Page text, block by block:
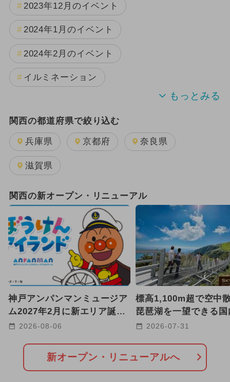
2023年12月のイベント
2024年1月のイベント
2024年2月のイベント
イルミネーション
クリスマス 冬休み
2024年5月のイベント グルメフェス
2017年のイベント
関西の都道府県で絞り込む
兵庫県 京都府 奈良県
滋賀県
関西の新オープン・リニューアル
神戸アンパンマンミュージア
ム2027年2月に新エリア誕生
へ 海と冒険がテーマ！
2026-08-06
標高1,100m超で空中
琵琶湖を一望できる国
220mの絶景吊り橋が
2026-07-31
新オープン・リニューアルへ